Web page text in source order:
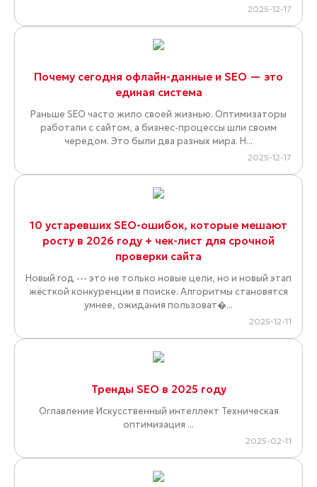
2025-12-17
Почему сегодня офлайн-данные и SEO — это
единая система
Раньше SEO часто жило своей жизнью. Оптимизаторы
работали с сайтом, а бизнес-процессы шли своим
чередом. Это были два разных мира. Н...
2025-12-17
10 устаревших SEO-ошибок, которые мешают
росту в 2026 году + чек-лист для срочной
проверки сайта
Новый год --- это не только новые цели, но и новый этап
жёсткой конкуренции в поиске. Алгоритмы становятся
умнее, ожидания пользоват�...
2025-12-11
Тренды SEO в 2025 году
Оглавление Искусственный интеллект Техническая
оптимизация ...
2025-02-11